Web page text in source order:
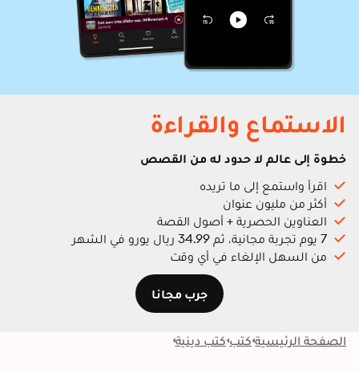
الاستماع والقراءة
خطوة إلى عالم لا حدود له من القصص
اقرأ واستمع إلى ما تريده
أكثر من مليون عنوان
العناوين الحصرية + أصول القصة
7 يوم تجربة مجانية، ثم 34.99 ريال يورو في الشهر
من السهل الإلغاء في أي وقت
جرب مجانا
الصفحة الرئيسية كتب كتب دينية